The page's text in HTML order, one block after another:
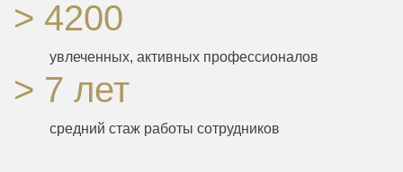
> 4200
увлеченных, активных профессионалов
> 7 лет
средний стаж работы сотрудников